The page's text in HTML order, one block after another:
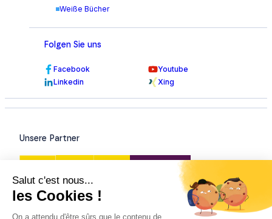
Weiße Bücher
Folgen Sie uns
Facebook
Youtube
Linkedin
Xing
Unsere Partner